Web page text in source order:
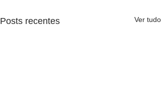
Posts recentes Ver tudo